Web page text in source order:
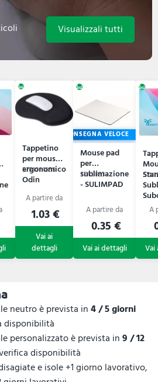
Visualizzali tutti
Tappetino
per mouse
ergonomico
Odin
57B1014858
1.03 €
CONSEGNA VELOCE
Mouse pad
per
sublimazione
- SULIMPAD
57A9833
0.35 €
neutro è prevista in4 / 5 giorni
disponibilità
personalizzato è prevista in9 / 12
disponibilità
e isole +1 giorno lavorativo,